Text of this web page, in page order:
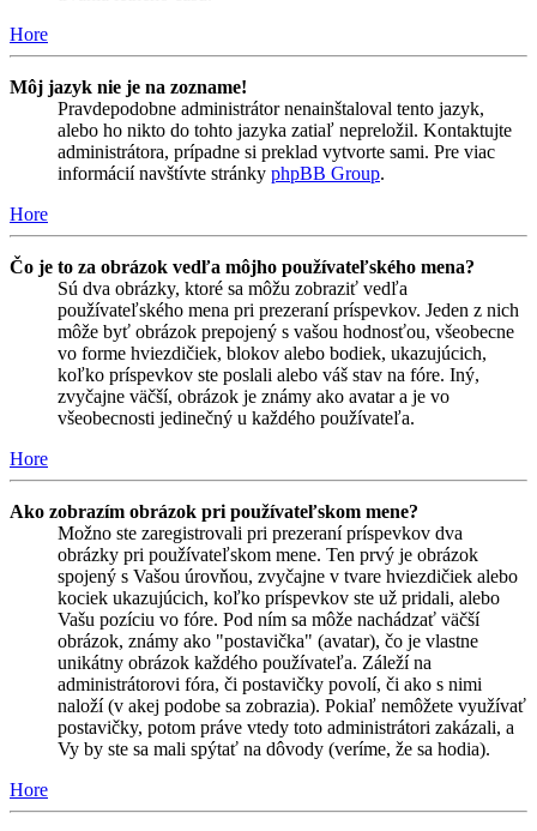
Hore
Môj jazyk nie je na zozname!
Pravdepodobne administrátor nenainštaloval tento jazyk,
alebo ho nikto do tohto jazyka zatiaľ nepreložil. Kontaktujte
administrátora, prípadne si preklad vytvorte sami. Pre viac
informácií navštívte stránky phpBB Group.
Hore
Čo je to za obrázok vedľa môjho používateľského mena?
Sú dva obrázky, ktoré sa môžu zobraziť vedľa
používateľského mena pri prezeraní príspevkov. Jeden z nich
môže byť obrázok prepojený s vašou hodnosťou, všeobecne
vo forme hviezdičiek, blokov alebo bodiek, ukazujúcich,
koľko príspevkov ste poslali alebo váš stav na fóre. Iný,
zvyčajne väčší, obrázok je známy ako avatar a je vo
všeobecnosti jedinečný u každého používateľa.
Hore
Ako zobrazím obrázok pri používateľskom mene?
Možno ste zaregistrovali pri prezeraní príspevkov dva
obrázky pri používateľskom mene. Ten prvý je obrázok
spojený s Vašou úrovňou, zvyčajne v tvare hviezdičiek alebo
kociek ukazujúcich, koľko príspevkov ste už pridali, alebo
Vašu pozíciu vo fóre. Pod ním sa môže nachádzať väčší
obrázok, známy ako "postavička" (avatar), čo je vlastne
unikátny obrázok každého používateľa. Záleží na
administrátorovi fóra, či postavičky povolí, či ako s nimi
naloží (v akej podobe sa zobrazia). Pokiaľ nemôžete využívať
postavičky, potom práve vtedy toto administrátori zakázali, a
Vy by ste sa mali spýtať na dôvody (veríme, že sa hodia).
Hore